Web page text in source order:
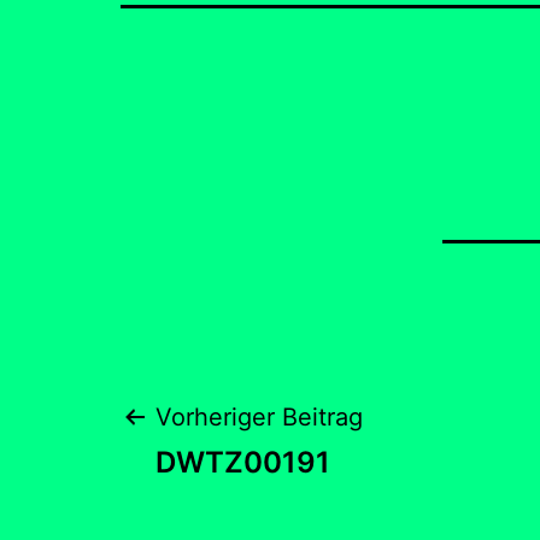
Vorheriger Beitrag
DWTZ00191